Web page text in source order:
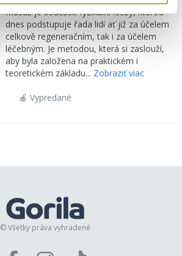
Masáž je součástí fyzikální léčby, kterou
dnes podstupuje řada lidí ať již za účelem
celkově regeneračním, tak i za účelem
léčebným. Je metodou, která si zaslouží,
aby byla založena na praktickém i
teoretickém základu... Zobraziť viac
🍎 Vypredané
© Všetky práva vyhradené